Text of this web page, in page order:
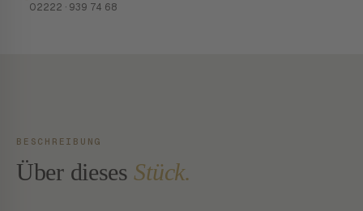
02222 · 939 74 68
BESCHREIBUNG
Über dieses Stück.